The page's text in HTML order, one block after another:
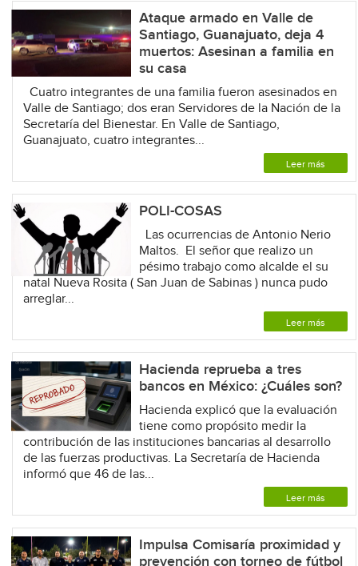
Ataque armado en Valle de
Santiago, Guanajuato, deja 4
muertos: Asesinan a familia en
su casa
Cuatro integrantes de una familia fueron asesinados en
Valle de Santiago; dos eran Servidores de la Nación de la
Secretaría del Bienestar. En Valle de Santiago,
Guanajuato, cuatro integrantes...
Leer más
POLI-COSAS
Las ocurrencias de Antonio Nerio
Maltos. El señor que realizo un
pésimo trabajo como alcalde el su
natal Nueva Rosita ( San Juan de Sabinas ) nunca pudo
arreglar...
Leer más
Hacienda reprueba a tres
bancos en México: ¿Cuáles son?
Hacienda explicó que la evaluación
tiene como propósito medir la
contribución de las instituciones bancarias al desarrollo
de las fuerzas productivas. La Secretaría de Hacienda
informó que 46 de las...
Leer más
Impulsa Comisaría proximidad y
prevención con torneo de fútbol